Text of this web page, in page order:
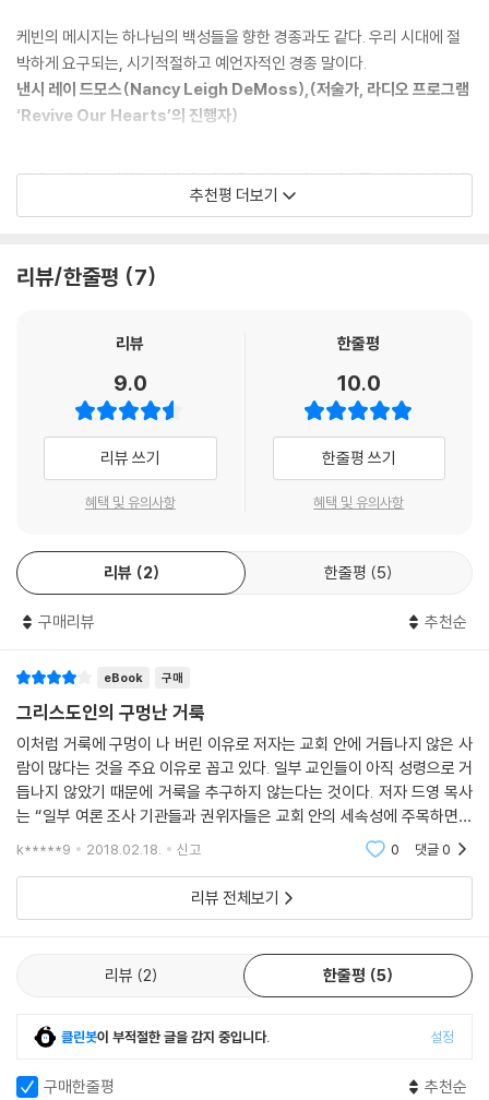
거룩함에 대한 오해와 편견
그렇다면 거룩한 삶이란 무엇일까? 그리고 어떻게 거룩해질 수 있을까?
하나님은 거룩하시다. 따라서 거룩하게 된다는 것은 곧 하나님을 닮아간다
중요한 이유가 여기에 있다.
그리스도인으로 사는 것이 그저 기도를 드리거나 교회에 나가는 것이라고
생각하는 것은 우리가 하나님께 받은 은혜를 값싼 은혜로 혼동하는 것이
데이비드 피터슨의 말처럼 “신자는 하나님의 영광을 위하여 거룩하고 헌
이러한 말이 자칫 성도들에게 부담으로 다가올 수 있다. 흠 많고 부족한 인
간에게 완벽함을 요구하시는 하나님의 엄격한 기준으로 느껴지는 것이다.
미국의 대학개혁파교회의 담임이자 주목받는 차세대 복음주의 저자 케빈
드영은 본서를 통해 이러한 성도들의 오해와 편견을 깨고 우리의 정체성과
삶 속에서 거룩함을 추구하는 것에 대해 설명한다.
그는 복음을 사랑하는 것과 거룩함을 추구하는 것 사이에 괴리가 존재한다
해 거룩한 소명으로 부르심을 입은 모든 자들이 마땅히 따라야 하는 삶의
방식이라는 것이다.
본서를 통해 우리는 그동안 왜 우리가 거룩함을 어렵게만 생각했는지, 구
참된 거룩함은 무엇인지, 거룩함을 추구하는 원동력은 무엇인지, 일상생
울러 이와 같은 실제적 문제들에 대해 놀랍도록 성경적인 해석을 적용한
저자의 탁월함에 감탄하며 실제 삶 속에서 어떻게 거룩함을 추구해야 할지
깊이 고민하게 될 것이다.
당신 자신이 돼라
저자는 본서를 통해 우리가 이미 거룩한 존재라고 말한다. 거룩하신 하나
님께 선택받아 구별된, 거룩한 백성이라는 것이다. 그러므로 거룩함을 추
구하는 것은 우리 본연의 모습을 찾아가는 것이며 하나님의 자녀로서 신분
본서는 지난 2012년, 미국의 크리스채너티 투데이에서 올해의 책으로 선
정되었으며 세련되고도 내용을 잘 전달하는 표지로 표지 디자인상도 수상
이 책의 탁월함과 효용성이 증명된 것이라 하겠다.
려 하나님의 말씀에 민감하지 못했던 우리의 모습을 깨닫고 조금 더 구별
케빈의 메시지는 하나님의 백성들을 향한 경종과도 같다. 우리 시대에 절
박하게 요구되는, 시기적절하고 예언자적인 경종 말이다.
낸시 레이 드모스(Nancy Leigh DeMoss),(저술가, 라디오 프로그램
‘Revive Our Hearts’의 진행자)
케빈은 내가 좋아하는 작가다. 이 책을 읽어보면 그 이유를 알게 될 것이다.
한 장 한 장 넘기면서 나는 ‘맞아!’를 연발했다. 그리스도의 제자라면 반드
s’의 설립자이자 총재, <악의 문제 바로알기(If God is Good)>, <헤
이 책은 그리스도인의 삶에 공존하는 기쁨과 싸움의 중심 주제에 대한 중
요한 관점을 제공해준다.
마이클 호튼(Michael Horton)(캘리포니아 웨스트민스터신학교 교
수, <개혁주의 조직신학 (The Christian Faith: A Systematic T
heology for Pilgrims on the Way)>의 저자)
음에 거룩해지고자 하는 갈망과 더불어 그것이 가능하다는 참된 소망을 심
어준다.
낸시 거스리(Nancy Guthrie)(‘Seeing Jesus in the Old Testa
이 책이 널리 읽혀지길, 그리하여 이 땅의 교회가 ‘선한 일을 열심히 하는’
백성으로 소문나게 되길 기도한다.
존 M. 퍼킨스(John M. Perkins)(화해와 개발을 위한 ‘존 퍼킨스 재
단’의 이사장)
우리는 비록 타락한 존재지만, 케빈은 우리를 경건의 가능성으로 이끌어주
며 그 영역에서 성장하는 것이 얼마나 중요한지 일깨워준다. 그러니 지금
추천평 더보기
리뷰/한줄평 7
리뷰
9.0
리뷰 쓰기
혜택 및 유의사항
한줄평
10.0
한줄평 쓰기
혜택 및 유의사항
리뷰 2 한줄평 5
구매리뷰 추천순
eBook 구매
그리스도인의 구멍난 거룩
이처럼 거룩에 구멍이 나 버린 이유로 저자는 교회 안에 거듭나지 않은 사
람이 많다는 것을 주요 이유로 꼽고 있다. 일부 교인들이 아직 성령으로 거
듭나지 않았기 때문에 거룩을 추구하지 않는다는 것이다. 저자 드영 목사
는 “일부 여론 조사 기관들과 권위자들은 교회 안의 세속성에 주목하면서
‘거듭남’이 삶의 방식에 전혀 변화를 가져오지 못한다는 결론을 내렸다”면
k*****9 2018.02.18. 신고 0 댓글0
리뷰 전체보기
리뷰 2 한줄평 5
클린봇이 부적절한 글을 감지 중입니다. 설정
구매한줄평 추천순